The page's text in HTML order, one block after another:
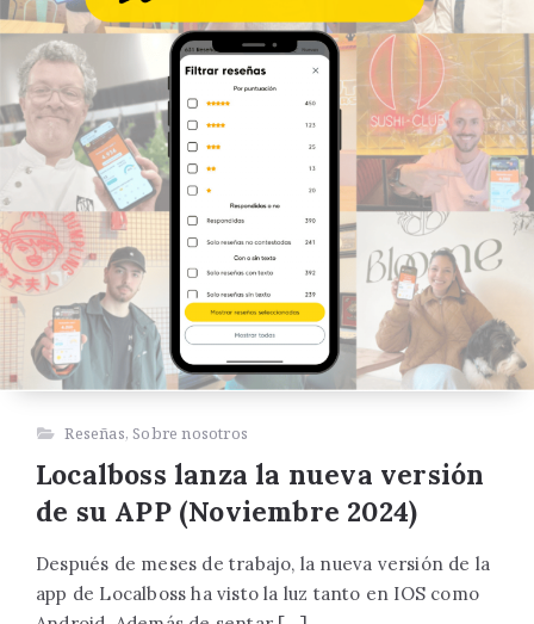
Reseñas,Sobre nosotros
Localboss lanza la nueva versión
de su APP (Noviembre 2024)
Después de meses de trabajo, la nueva versión de la
app de Localboss ha visto la luz tanto en IOS como